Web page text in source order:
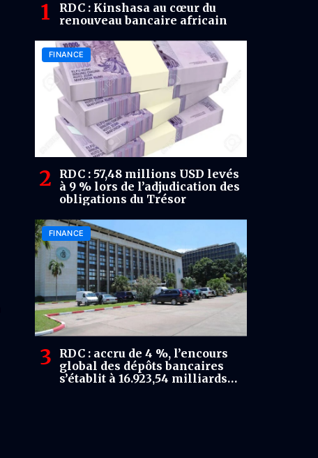
RDC : Kinshasa au cœur du
renouveau bancaire africain
FINANCE
RDC : 57,48 millions USD levés
à 9 % lors de l’adjudication des
obligations du Trésor
FINANCE
RDC : accru de 4 %, l’encours
global des dépôts bancaires
s’établit à 16.923,54 milliards